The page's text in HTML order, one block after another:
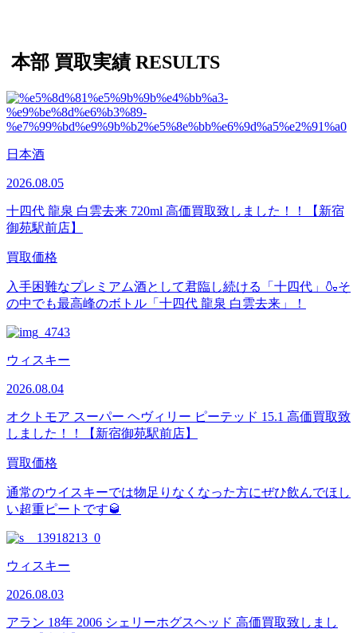
本部 買取実績RESULTS
日本酒
2026.08.05
十四代 龍泉​ 白雲去来 720ml 高価買取致しました！！【新宿
御苑駅前店】
買取価格
入手困難なプレミアム酒として君臨し続ける「十四代」🍶そ
の中でも最高峰のボトル「十四代 龍泉 白雲去来」！
ウィスキー
2026.08.04
オクトモア スーパー ヘヴィリー ピーテッド 15.1 高価買取致
しました！！【新宿御苑駅前店】
買取価格
通常のウイスキーでは物足りなくなった方にぜひ飲んでほし
い超重ピートです🥃
ウィスキー
2026.08.03
アラン 18年 2006 シェリーホグスヘッド 高価買取致しまし